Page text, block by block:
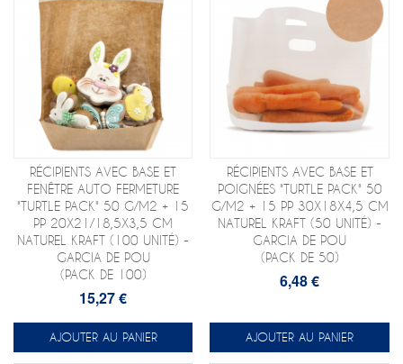
RÉCIPIENTS AVEC BASE ET
FENÊTRE AUTO FERMETURE
"TURTLE PACK" 50 G/M2 + 15
PP 20X21/18,5X3,5 CM
NATUREL KRAFT (100 UNITÉ) -
GARCIA DE POU
(PACK DE 100)
15,27 €
AJOUTER AU PANIER
RÉCIPIENTS AVEC BASE ET
POIGNÉES "TURTLE PACK" 50
G/M2 + 15 PP 30X18X4,5 CM
NATUREL KRAFT (50 UNITÉ) -
GARCIA DE POU
(PACK DE 50)
6,48 €
AJOUTER AU PANIER